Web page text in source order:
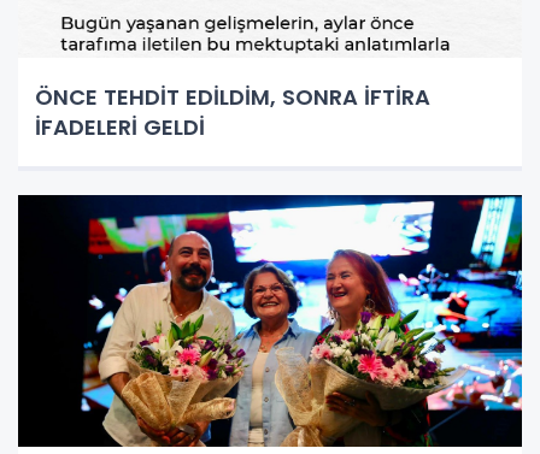
ÖNCE TEHDİT EDİLDİM, SONRA İFTİRA
İFADELERİ GELDİ